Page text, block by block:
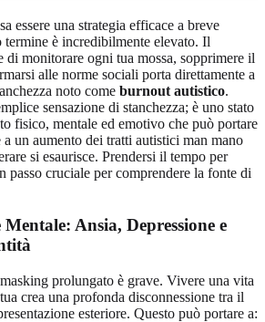
essere una strategia efficace a breve
è incredibilmente elevato. Il
di monitorare ogni tua mossa, sopprimere il
alle norme sociali porta direttamente a
noto come burnout autistico.
sensazione di stanchezza; è uno stato
fisico, mentale ed emotivo che può portare
un aumento dei tratti autistici man mano
si esaurisce. Prendersi il tempo per
passo cruciale per comprendere la fonte di
Ansia, Depressione e
prolungato è grave. Vivere una vita
crea una profonda disconnessione tra il
esteriore. Questo può portare a: